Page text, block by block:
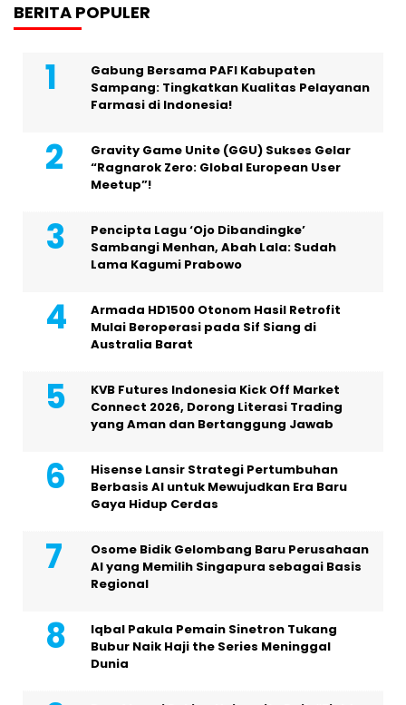
BERITA POPULER
Gabung Bersama PAFI Kabupaten
Sampang: Tingkatkan Kualitas Pelayanan
Farmasi di Indonesia!
Gravity Game Unite (GGU) Sukses Gelar
“Ragnarok Zero: Global European User
Meetup”!
Pencipta Lagu ‘Ojo Dibandingke’
Sambangi Menhan, Abah Lala: Sudah
Lama Kagumi Prabowo
Armada HD1500 Otonom Hasil Retrofit
Mulai Beroperasi pada Sif Siang di
Australia Barat
KVB Futures Indonesia Kick Off Market
Connect 2026, Dorong Literasi Trading
yang Aman dan Bertanggung Jawab
Hisense Lansir Strategi Pertumbuhan
Berbasis AI untuk Mewujudkan Era Baru
Gaya Hidup Cerdas
Osome Bidik Gelombang Baru Perusahaan
AI yang Memilih Singapura sebagai Basis
Regional
Iqbal Pakula Pemain Sinetron Tukang
Bubur Naik Haji the Series Meninggal
Dunia